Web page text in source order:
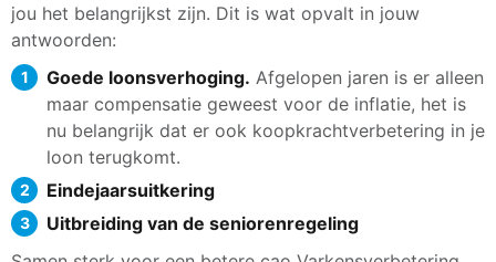
jou het belangrijkst zijn. Dit is wat opvalt in jouw
antwoorden:
Goede loonsverhoging. Afgelopen jaren is er alleen
maar compensatie geweest voor de inflatie, het is
nu belangrijk dat er ook koopkrachtverbetering in je
loon terugkomt.
Eindejaarsuitkering
Uitbreiding van de seniorenregeling